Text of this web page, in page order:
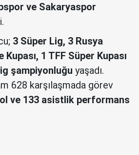
ve Sakaryaspor
3 Süper Lig, 3 Rusya
Kupası, 1 TFF Süper Kupası
şampiyonluğu yaşadı.
628 karşılaşmada görev
ve 133 asistlik performans